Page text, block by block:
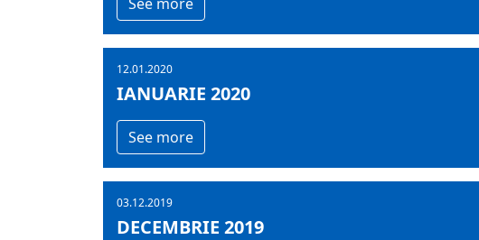
12.01.2020
IANUARIE 2020
See more
03.12.2019
DECEMBRIE 2019